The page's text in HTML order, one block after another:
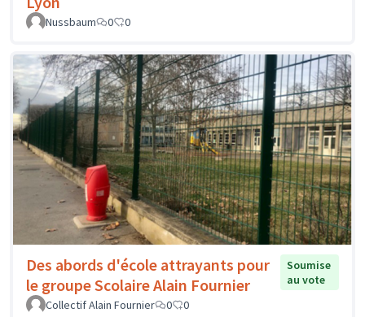
Nussbaum 0 0
Des abords d'école attrayants pour
le groupe Scolaire Alain Fournier
Soumise
au vote
Collectif Alain Fournier
0 0